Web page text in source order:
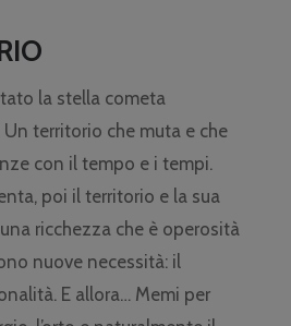
la stella cometa
Un territorio che muta e che
con il tempo e i tempi.
poi il territorio e la sua
ricchezza che è operosità
nuove necessità: il
E allora… Memi per